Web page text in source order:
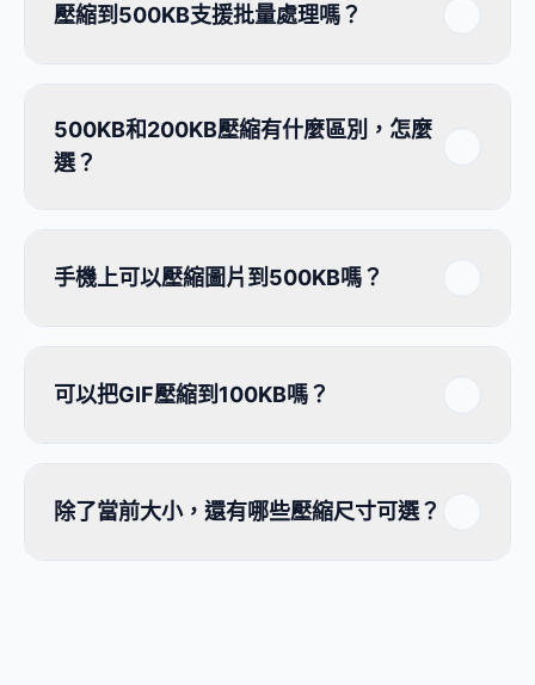
壓縮到500KB支援批量處理嗎？
500KB和200KB壓縮有什麼區別，怎麼
選？
手機上可以壓縮圖片到500KB嗎？
可以把GIF壓縮到100KB嗎？
除了當前大小，還有哪些壓縮尺寸可選？